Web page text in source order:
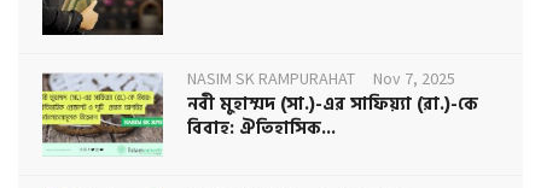
NASIM SK RAMPURAHAT Nov 7, 2025
নবী মুহাম্মদ (সা.)-এর সাফিয়্যা (রা.)-কে
বিবাহ: ঐতিহাসিক...